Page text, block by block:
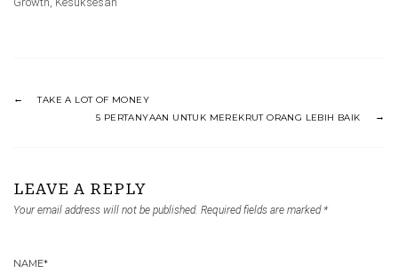
TAKE A LOT OF MONEY
5 PERTANYAAN UNTUK MEREKRUT ORANG LEBIH BAIK
LEAVE A REPLY
Your email address will not be published. Required fields are marked *
NAME*